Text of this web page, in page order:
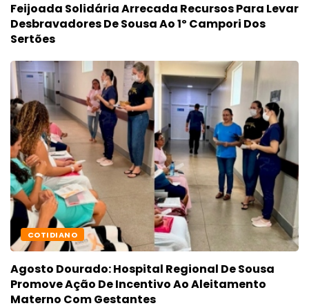
Feijoada Solidária Arrecada Recursos Para Levar
Desbravadores De Sousa Ao 1º Campori Dos
Sertões
COTIDIANO
Agosto Dourado: Hospital Regional De Sousa
Promove Ação De Incentivo Ao Aleitamento
Materno Com Gestantes